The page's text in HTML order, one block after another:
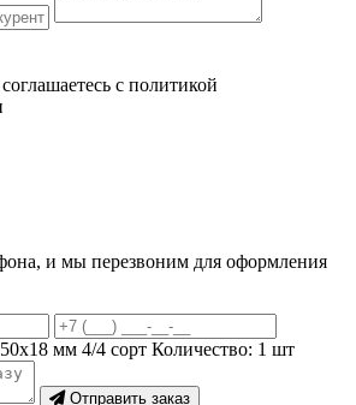
с политикой
и мы перезвоним для оформления
мм 4/4 сорт Количество: 1 шт
Отправить заказ